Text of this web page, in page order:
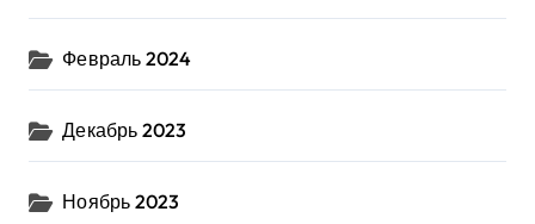
Февраль 2024
Декабрь 2023
Ноябрь 2023